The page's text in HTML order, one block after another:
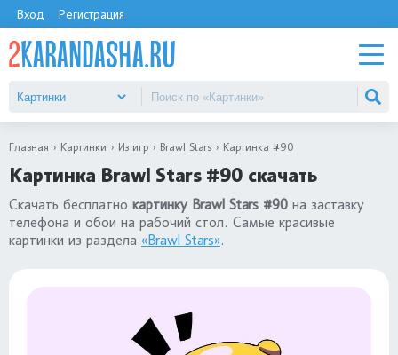
Вход Регистрация
Главная Картинки Из игр Brawl Stars Картинка #90
Картинка Brawl Stars #90 скачать
Скачать бесплатно картинку Brawl Stars #90 на заставку
телефона и обои на рабочий стол. Самые красивые
картинки из раздела «Brawl Stars».